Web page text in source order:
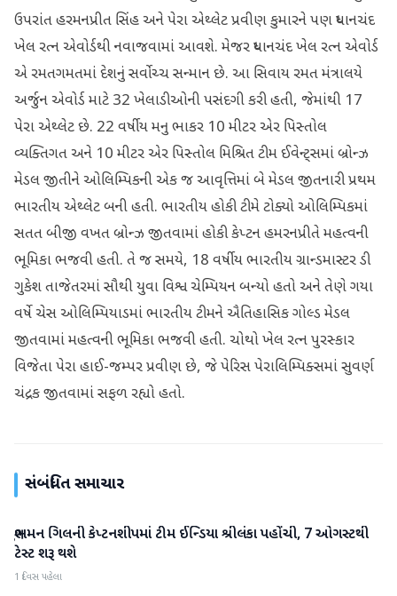
ઉપરાંત હરમનપ્રીત સિંહ અને પેરા એથ્લેટ પ્રવીણ કુમારને પણ ધ્યાનચંદ
ખેલ રત્ન એવોર્ડથી નવાજવામાં આવશે. મેજર ધ્યાનચંદ ખેલ રત્ન એવોર્ડ
એ રમતગમતમાં દેશનું સર્વોચ્ચ સન્માન છે. આ સિવાય રમત મંત્રાલયે
અર્જુન એવોર્ડ માટે 32 ખેલાડીઓની પસંદગી કરી હતી, જેમાંથી 17
પેરા એથ્લેટ છે. 22 વર્ષીય મનુ ભાકર 10 મીટર એર પિસ્તોલ
વ્યક્તિગત અને 10 મીટર એર પિસ્તોલ મિશ્રિત ટીમ ઈવેન્ટ્સમાં બ્રોન્ઝ
મેડલ જીતીને ઓલિમ્પિકની એક જ આવૃત્તિમાં બે મેડલ જીતનારી પ્રથમ
ભારતીય એથ્લેટ બની હતી. ભારતીય હોકી ટીમે ટોક્યો ઓલિમ્પિકમાં
સતત બીજી વખત બ્રોન્ઝ જીતવામાં હોકી કેપ્ટન હમરનપ્રીતે મહત્વની
ભૂમિકા ભજવી હતી. તે જ સમયે, 18 વર્ષીય ભારતીય ગ્રાન્ડમાસ્ટર ડી
ગુકેશ તાજેતરમાં સૌથી યુવા વિશ્વ ચેમ્પિયન બન્યો હતો અને તેણે ગયા
વર્ષે ચેસ ઓલિમ્પિયાડમાં ભારતીય ટીમને ઐતિહાસિક ગોલ્ડ મેડલ
જીતવામાં મહત્વની ભૂમિકા ભજવી હતી. ચોથો ખેલ રત્ન પુરસ્કાર
વિજેતા પેરા હાઈ-જમ્પર પ્રવીણ છે, જે પેરિસ પેરાલિમ્પિક્સમાં સુવર્ણ
ચંદ્રક જીતવામાં સફળ રહ્યો હતો.
સંબંધિત સમાચાર
રમતગમત
શુભમન ગિલની કેપ્ટનશીપમાં ટીમ ઈન્ડિયા શ્રીલંકા પહોંચી, 7 ઓગસ્ટથી
ટેસ્ટ શરૂ થશે
1 દિવસ પહેલા